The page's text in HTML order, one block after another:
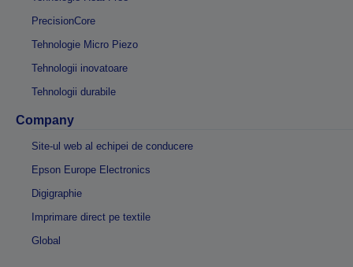
PrecisionCore
Tehnologie Micro Piezo
Tehnologii inovatoare
Tehnologii durabile
Company
Site-ul web al echipei de conducere
Epson Europe Electronics
Digigraphie
Imprimare direct pe textile
Global